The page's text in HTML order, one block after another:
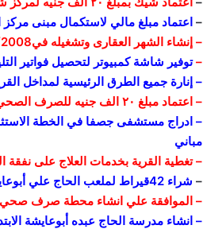
–اعتماد مبلغ مالي لاستكمال مبنى
– إنشاء الشهر العقارى وتشغيله في1/4/2008م وتم العمل به وتم الانشاء على نفقتي الخاصة
–توفير شاشة كمبيوتر لتحصيل فواتير
– إنارة جميع الطرق الرئيسية لمداخل
– اعتماد مبلغ ۲۰ الف جنيه للصرف الصحي بشارع التهامي فوده
مباني
– تغطية القرية بخدمات العلاج على نفقة
– شراء 42قيراط لملعب الحاج علي أبوعايشة ومدرسة الحاج علي أبوعايشة
– الموافقة علي انشاء محطة صرف صحي
– انشاء مدرسة الحاج عبده أبوعايشة